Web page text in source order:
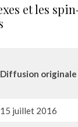
et les
Diffusion
15 juillet 2016